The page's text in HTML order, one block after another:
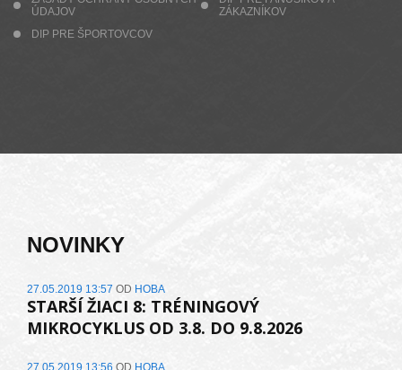
ÚDAJOV
ZÁKAZNÍKOV
DIP PRE ŠPORTOVCOV
NOVINKY
27.05.2019 13:57 OD HOBA
STARŠÍ ŽIACI 8: TRÉNINGOVÝ
MIKROCYKLUS OD 3.8. DO 9.8.2026
27.05.2019 13:56 OD HOBA